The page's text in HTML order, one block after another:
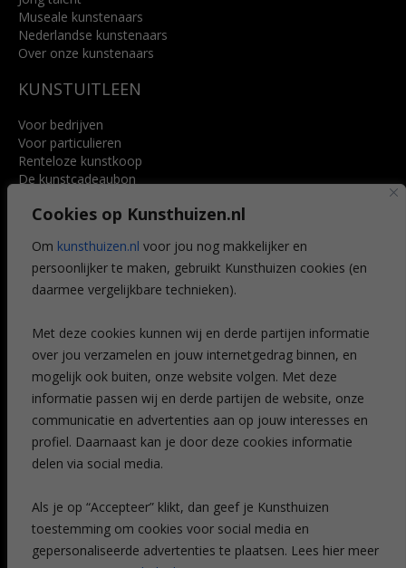
Cookies op Kunsthuizen.nl
Om kunsthuizen.nl voor jou nog makkelijker en
persoonlijker te maken, gebruikt Kunsthuizen cookies (en
daarmee vergelijkbare technieken).
Met deze cookies kunnen wij en derde partijen informatie
over jou verzamelen en jouw internetgedrag binnen, en
mogelijk ook buiten, onze website volgen. Met deze
informatie passen wij en derde partijen de website, onze
communicatie en advertenties aan op jouw interesses en
profiel. Daarnaast kan je door deze cookies informatie
delen via social media.
Als je op “Accepteer” klikt, dan geef je Kunsthuizen
toestemming om cookies voor social media en
gepersonaliseerde advertenties te plaatsen. Lees hier meer
Museale kunstenaars
Nederlandse kunstenaars
Over onze kunstenaars
KUNSTUITLEEN
Voor bedrijven
Voor particulieren
Renteloze kunstkoop
De kunstcadeaubon
Voordelen
Veelgestelde vragen
CONTACT
Leiden
Amsterdam
Breda
Favorieten
Mijn art alert
NIEUWSBRIEF